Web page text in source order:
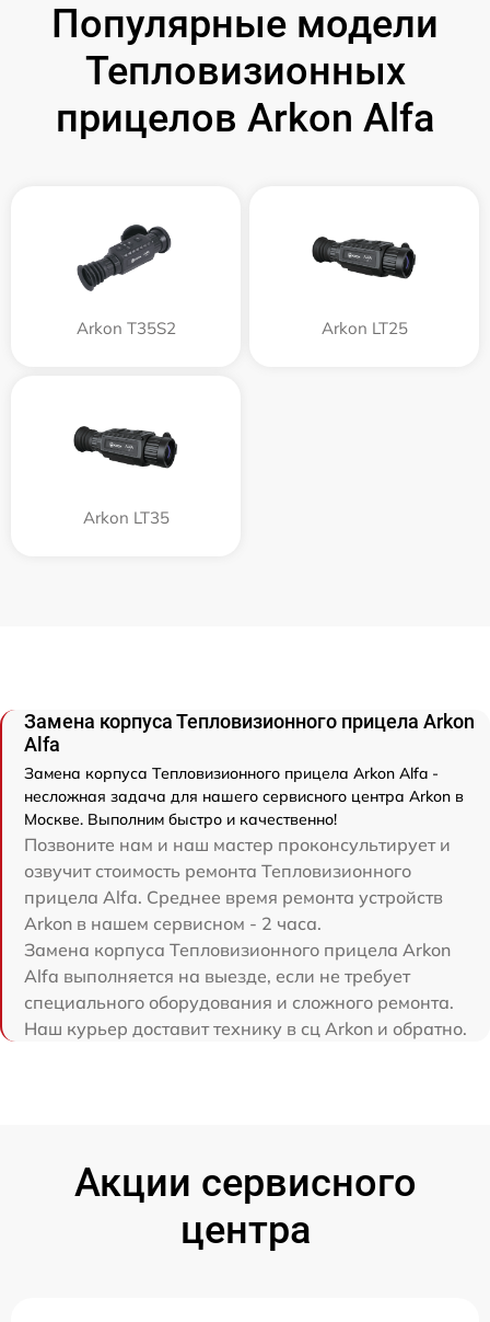
Популярные модели
Тепловизионных
прицелов Arkon Alfa
Arkon T35S2 Arkon LT25
Arkon LT35
Замена корпуса Тепловизионного прицела Arkon
Alfa
Замена корпуса Тепловизионного прицела Arkon Alfa -
несложная задача для нашего сервисного центра Arkon в
Москве. Выполним быстро и качественно!
Позвоните нам и наш мастер проконсультирует и
озвучит стоимость ремонта Тепловизионного
прицела Alfa. Среднее время ремонта устройств
Arkon в нашем сервисном - 2 часа.
Замена корпуса Тепловизионного прицела Arkon
Alfa выполняется на выезде, если не требует
специального оборудования и сложного ремонта.
Наш курьер доставит технику в сц Arkon и обратно.
Акции сервисного
центра